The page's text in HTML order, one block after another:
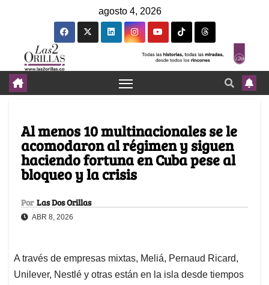
agosto 4, 2026
Al menos 10 multinacionales se le
acomodaron al régimen y siguen
haciendo fortuna en Cuba pese al
bloqueo y la crisis
Por Las Dos Orillas
ABR 8, 2026
A través de empresas mixtas, Meliá, Pernaud Ricard,
Unilever, Nestlé y otras están en la isla desde tiempos